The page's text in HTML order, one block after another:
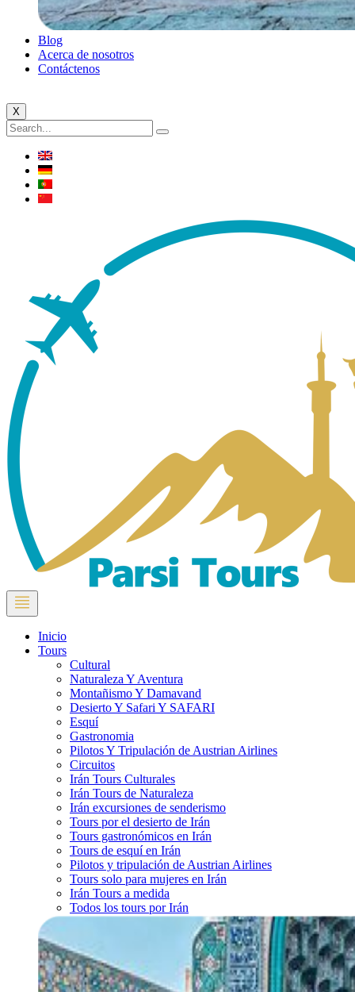
Blog
Acerca de nosotros
Contáctenos
X
Inicio
Tours
Cultural
Naturaleza Y Aventura
Montañismo Y Damavand
Desierto Y Safari Y SAFARI
Esquí
Gastronomia
Pilotos Y Tripulación de Austrian Airlines
Circuitos
Irán Tours Culturales
Irán Tours de Naturaleza
Irán excursiones de senderismo
Tours por el desierto de Irán
Tours gastronómicos en Irán
Tours de esquí en Irán
Pilotos y tripulación de Austrian Airlines
Tours solo para mujeres en Irán
Irán Tours a medida
Todos los tours por Irán